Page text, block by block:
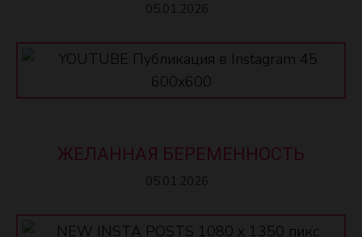
05.01.2026
ЖЕЛАННАЯ БЕРЕМЕННОСТЬ
05.01.2026